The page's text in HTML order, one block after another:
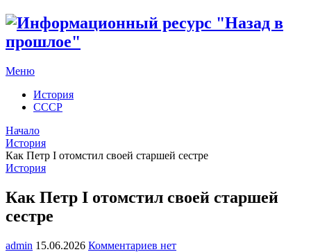
Меню
История
СССР
Начало
История
Как Петр I отомстил своей старшей сестре
История
Как Петр I отомстил своей старшей
сестре
admin 15.06.2026 Комментариев нет